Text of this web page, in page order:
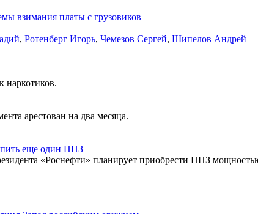
взимания платы с грузовиков
, Ротенберг Игорь, Чемезов Сергей, Шипелов Андрей
наркотиков.
арестован на два месяца.
еще один НПЗ
«Роснефти» планирует приобрести НПЗ